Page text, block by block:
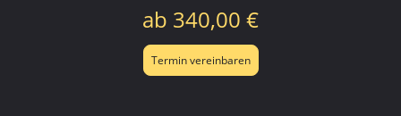
ab 340,00 €
Termin vereinbaren